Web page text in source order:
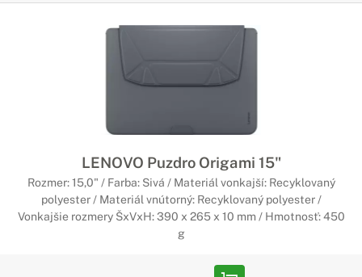
LENOVO Puzdro Origami 15"
Rozmer: 15,0" / Farba: Sivá / Materiál vonkajší: Recyklovaný
polyester / Materiál vnútorný: Recyklovaný polyester /
Vonkajšie rozmery ŠxVxH: 390 x 265 x 10 mm / Hmotnosť: 450
g